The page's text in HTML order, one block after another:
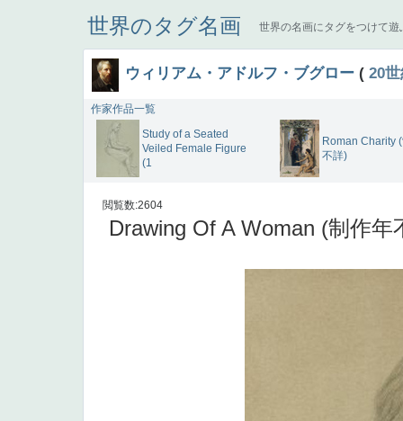
世界のタグ名画 世界の名画にタグをつけて遊
ウィリアム・アドルフ・ブグロー ( 20
作家作品一覧
Study of a Seated
Veiled Female Figure
(1
Roman Charity
不詳)
閲覧数:2604
Drawing Of A Woman (制作